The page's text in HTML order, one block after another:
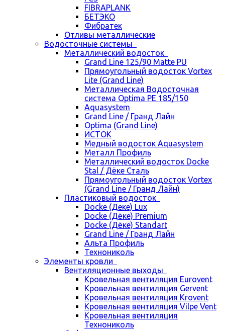
FIBRAPLANK
БЕТЭКО
Фибратек
Отливы металлические
Водосточные системы
Металлический водосток
Grand Line 125/90 Matte PU
Прямоугольный водосток Vortex
Lite (Grand Line)
Металлическая Водосточная
система Optima PE 185/150
Aquasystem
Grand Line / Гранд Лайн
Optima (Grand Line)
ИСТОК
Медный водосток Aquasystem
Металл Профиль
Металлический водосток Docke
Stal / Дёке Сталь
Прямоугольный водосток Vortex
(Grand Line / Гранд Лайн)
Пластиковый водосток
Docke (Деке) Lux
Docke (Дёке) Premium
Docke (Дёке) Standart
Grand Line / Гранд Лайн
Альта Профиль
Технониколь
Элементы кровли
Вентиляционные выходы
Кровельная вентиляция Eurovent
Кровельная вентиляция Gervent
Кровельная вентиляция Krovent
Кровельная вентиляция Vilpe Vent
Кровельная вентиляция
Технониколь